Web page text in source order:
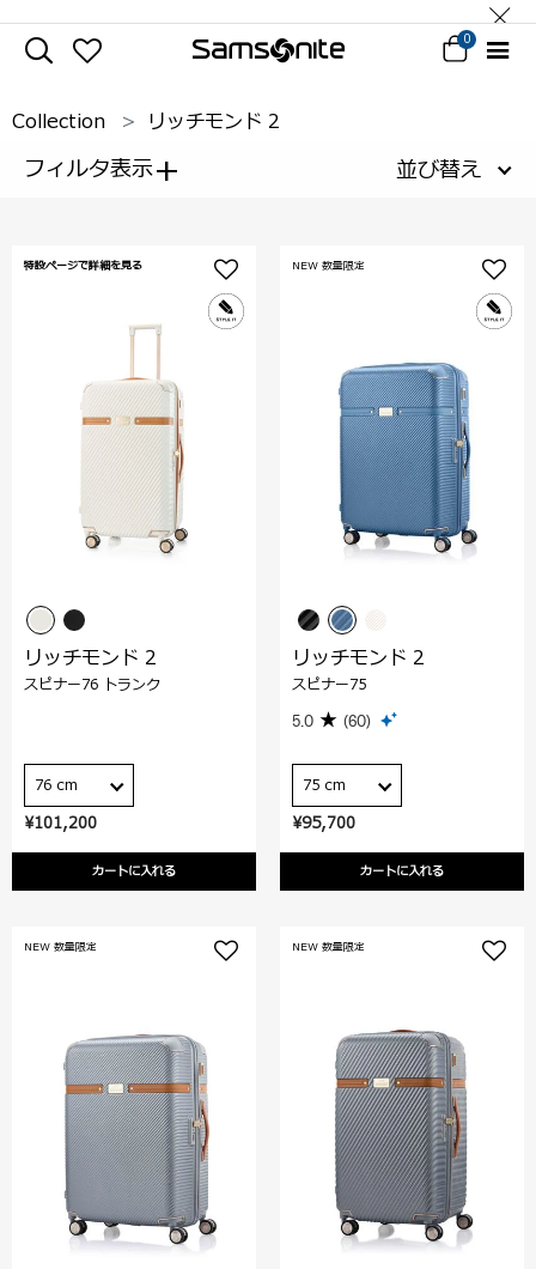
0
Collection リッチモンド 2
フィルタ表示+ 並び替え
¥101,200
カートに入れる
特設ページで詳細を見る
リッチモンド 2
スピナー76 トランク
76 cm
¥95,700
カートに入れる
NEW 数量限定
リッチモンド 2
スピナー75
5.0 (60)
75 cm
NEW 数量限定 NEW 数量限定